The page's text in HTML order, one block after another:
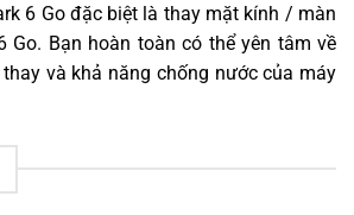
6 Go đặc biệt là thay mặt kính / màn
Go. Bạn hoàn toàn có thể yên tâm về
và khả năng chống nước của máy